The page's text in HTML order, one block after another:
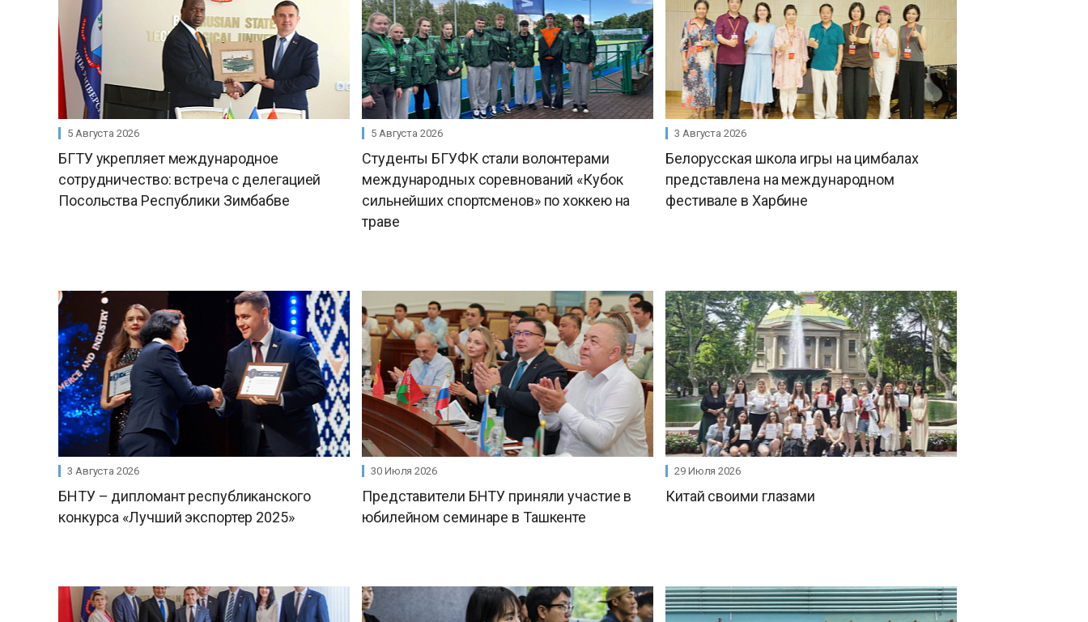
5 Августа 2026
БГТУ укрепляет международное
сотрудничество: встреча с делегацией
Посольства Республики Зимбабве
5 Августа 2026
Студенты БГУФК стали волонтерами
международных соревнований «Кубок
сильнейших спортсменов» по хоккею на
траве
3 Августа 2026
Белорусская школа игры на цимбалах
представлена на международном
фестивале в Харбине
3 Августа 2026
БНТУ – дипломант республиканского
конкурса «Лучший экспортер 2025»
30 Июля 2026
Представители БНТУ приняли участие в
юбилейном семинаре в Ташкенте
29 Июля 2026
Китай своими глазами